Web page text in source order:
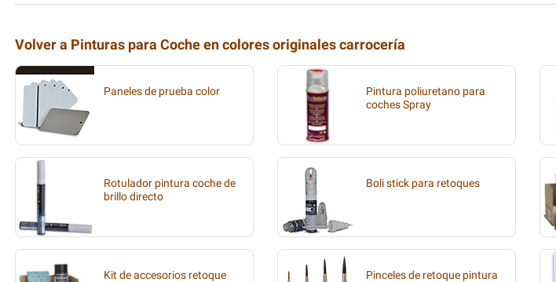
Volver a Pinturas para Coche en colores originales carrocería
Paneles de prueba color
Pintura poliuretano para
coches Spray
Rotulador pintura coche de
brillo directo
Boli stick para retoques
Kit de accesorios retoque
Pinceles de retoque pintura